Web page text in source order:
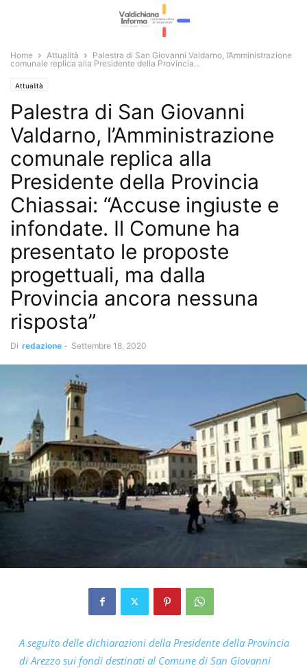
Home Attualità
Palestra di San Giovanni Valdarno, l’Amministrazione
comunale replica alla Presidente della Provincia...
Attualità
Palestra di San Giovanni
Valdarno, l’Amministrazione
comunale replica alla
Presidente della Provincia
Chiassai: “Accuse ingiuste e
infondate. Il Comune ha
presentato le proposte
progettuali, ma dalla
Provincia ancora nessuna
risposta”
Di redazione - Settembre 18, 2020
A seguito delle dichiarazioni della Presidente della Provincia
di Arezzo sui fondi destinati al Comune di San Giovanni